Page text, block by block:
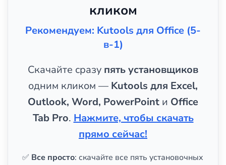
кликом
Рекомендуем: Kutools для Office (5-
в-1)
Скачайте сразу пять установщиков
одним кликом — Kutools для Excel,
Outlook, Word, PowerPoint и Office
Tab Pro. Нажмите, чтобы скачать
прямо сейчас!
✅ Все просто: скачайте все пять установочных